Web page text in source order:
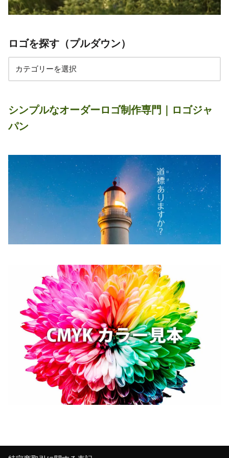
ロゴを探す（プルダウン）
シンプルなオーダーロゴ制作専門｜ロゴジャ
パン